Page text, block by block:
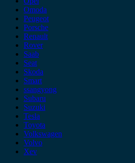
Omoda
Peugeot
Porsche
Renault
Rover
Saab
Seat
Skoda
Smart
ssangyong
Subaru
Suzuki
Tesla
Toyota
Volkswagen
Volvo
Xev